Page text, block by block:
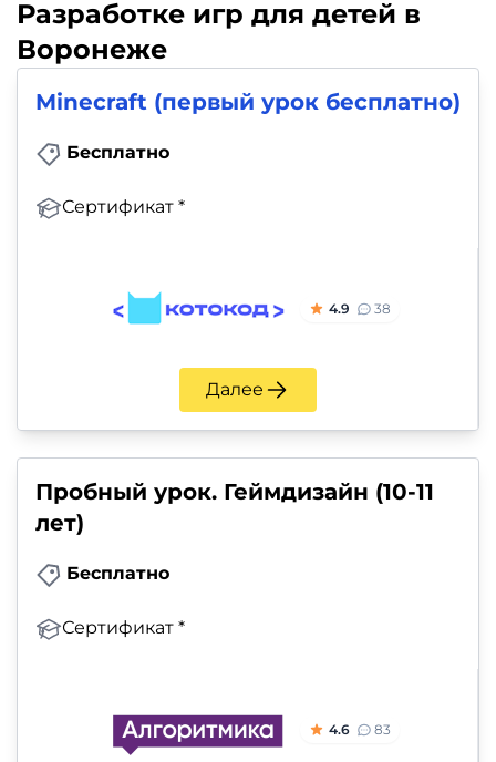
Разработке игр для детей в
Воронеже
Minecraft (первый урок бесплатно)
Бесплатно
Сертификат *
4.9 38
Далее
Пробный урок. Геймдизайн (10-11
лет)
Бесплатно
Сертификат *
4.6 83